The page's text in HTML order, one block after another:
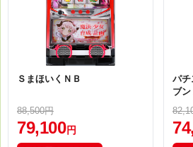
ＳまほいくＮＢ
88,500円
79,100 円
パチ
ブン